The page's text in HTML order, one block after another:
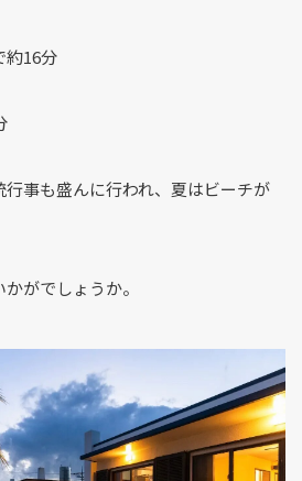
約16分
事も盛んに行われ、夏はビーチが
がでしょうか。